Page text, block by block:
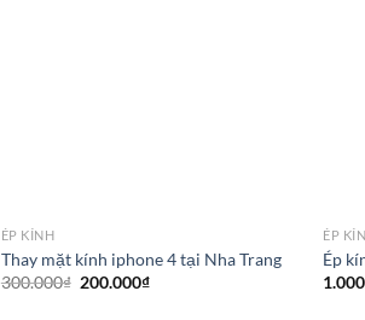
ÉP KÍNH
Thay mặt kính iphone 4 tại Nha Trang
300.000₫ Giá
200.000₫Giá
ÉP
Ép